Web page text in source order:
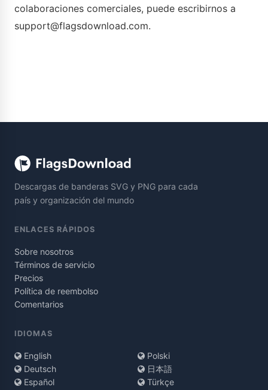
colaboraciones comerciales, puede escribirnos a
support@flagsdownload.com.
Descargas de banderas SVG y PNG para cada
país y organización del mundo
ENLACES RÁPIDOS
Sobre nosotros
Términos de servicio
Precios
Política de reembolso
Comentarios
IDIOMAS
English
Deutsch
Español
Polski
日本語
Türkçe